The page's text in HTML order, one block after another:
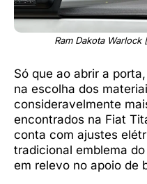
Ram Dakota
Só que ao abrir a
na escolha dos
consideravelmente
encontrados na Fiat
conta com ajustes
tradicional emblema
em relevo no apoio de